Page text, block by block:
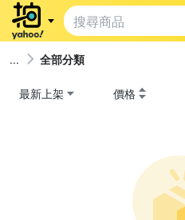
全部分類
最新上架 價格